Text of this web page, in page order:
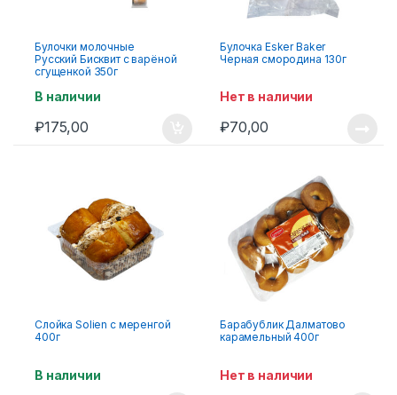
Булочки молочные
Русский Бисквит с варёной
сгущенкой 350г
В наличии
₽175,00
Булочка Esker Baker
Черная смородина 130г
Нет в наличии
₽70,00
Слойка Solien с меренгой
400г
В наличии
Барабублик Далматово
карамельный 400г
Нет в наличии